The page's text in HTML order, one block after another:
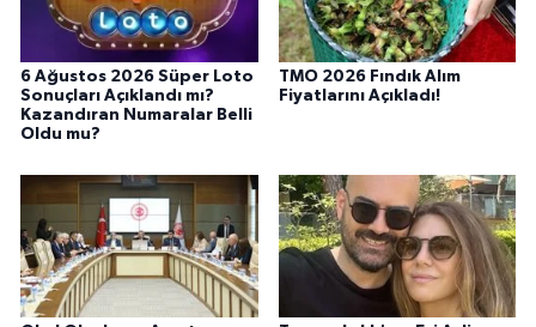
6 Ağustos 2026 Süper Loto
Sonuçları Açıklandı mı?
Kazandıran Numaralar Belli
Oldu mu?
TMO 2026 Fındık Alım
Fiyatlarını Açıkladı!